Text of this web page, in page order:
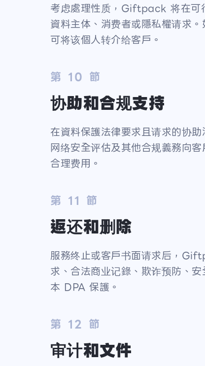
考虑處理性质，Giftpack 将在可
資料主体、消费者或隱私權请求
可将该個人转介给客戶。
第 10 節
协助和合规支持
在資料保護法律要求且请求的协
网络安全评估及其他合规義務向
合理费用。
第 11 節
返还和删除
服務终止或客戶书面请求后，
求、合法商业记錄、欺诈预防、
本 DPA 保護。
第 12 節
审计和文件